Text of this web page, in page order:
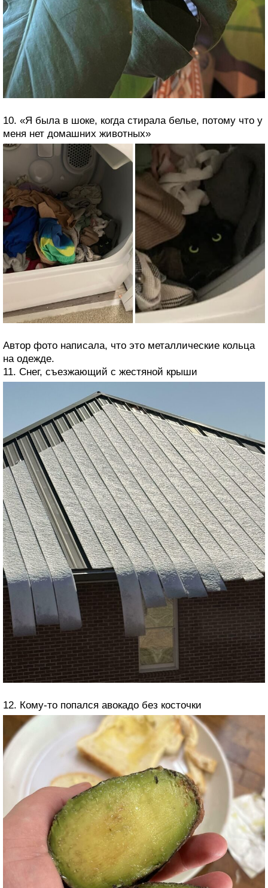
10. «Я была в шоке, когда стирала белье, потому что у
меня нет домашних животных»
Автор фото написала, что это металлические кольца
на одежде.
11. Снег, съезжающий с жестяной крыши
12. Кому-то попался авокадо без косточки